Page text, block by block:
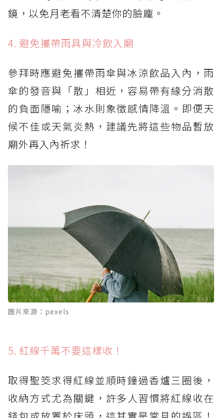
鏡，以免月老看不清楚你的臉龐。
4. 避免攜帶雨具與冷飲入廟
參拜時應避免攜帶雨傘與冰涼飲品入內，雨
傘的發音與「散」相近，容易帶有緣分消散
的負面隱喻；冰水則象徵感情降溫。即便天
候不佳或天氣炎熱，建議先將這些物品暫放
廟外再入內祈求！
圖片來源：pexels
5. 紅線千萬不要這樣收！
取得聖筊求得紅線並順時鐘過香爐三圈後，
收納方式尤為關鍵，許多人習慣將紅線收在